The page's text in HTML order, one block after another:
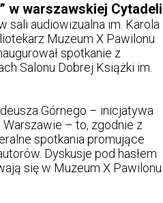
w warszawskiej Cytadeli
sali audiowizualna im. Karola
Muzeum X Pawilonu
spotkanie z
Salonu Dobrej Książki im.
Górnego – inicjatywa
– to, zgodnie z
spotkania promujące
Dyskusje pod hasłem
się w Muzeum X Pawilonu